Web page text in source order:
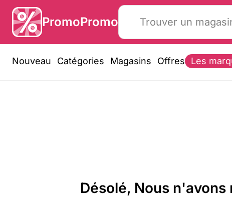
PromoPromo
Nouveau Catégories Magasins Offres Les
Désolé, Nous